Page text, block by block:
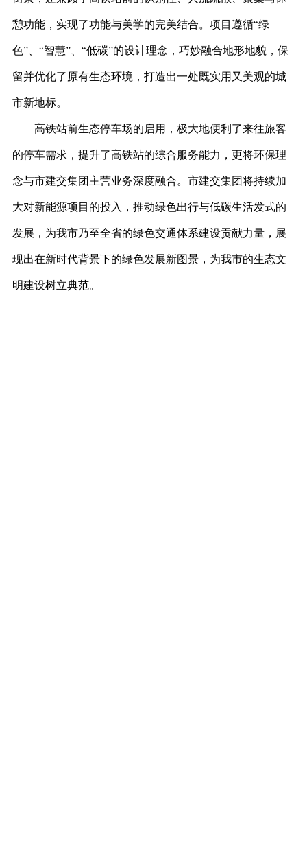
憩功能，实现了功能与美学的完美结合。项目遵循“绿
色”、“智慧”、“低碳”的设计理念，巧妙融合地形地貌，保
留并优化了原有生态环境，打造出一处既实用又美观的城
市新地标。
高铁站前生态停车场的启用， 极大地便利了来往旅客
的停车需求，提升了高铁站的综合服务能力 ，更将环保理
念与市建交集团主营业务深度融合。市建交集团将持续加
大对新能源项目的投入， 推动绿色出行与低碳生活发式的
发展 ，为我市乃至全省的绿色交通体系建设贡献力量，展
现出在新时代背景下的绿色发展新图景，为我市的生态文
明建设树立典范。